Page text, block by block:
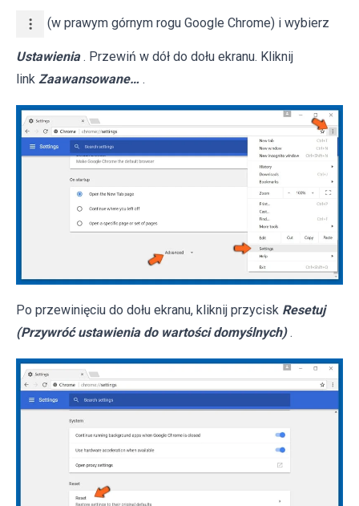
(w prawym górnym rogu Google Chrome) i wybierz
Ustawienia . Przewiń w dół do dołu ekranu. Kliknij
link Zaawansowane… .
Po przewinięciu do dołu ekranu, kliknij przycisk Resetuj
(Przywróć ustawienia do wartości domyślnych) .